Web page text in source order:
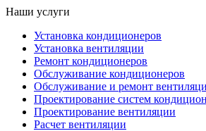
Наши услуги
Установка кондиционеров
Установка вентиляции
Ремонт кондиционеров
Обслуживание кондиционеров
Обслуживание и ремонт
Проектирование систем
Проектирование вентиляции
Расчет вентиляции